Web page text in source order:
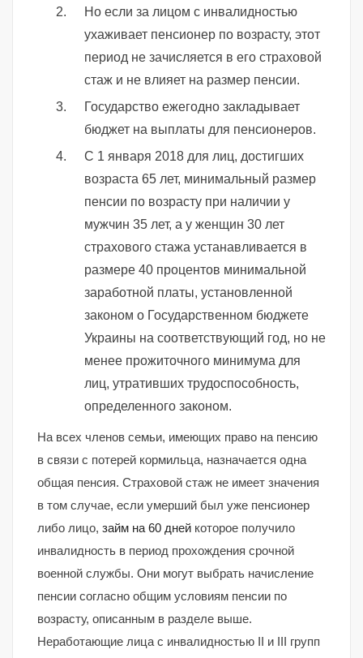
Но если за лицом с инвалидностью
ухаживает пенсионер по возрасту, этот
период не зачисляется в его страховой
стаж и не влияет на размер пенсии.
Государство ежегодно закладывает
бюджет на выплаты для пенсионеров.
С 1 января 2018 для лиц, достигших
возраста 65 лет, минимальный размер
пенсии по возрасту при наличии у
мужчин 35 лет, а у женщин 30 лет
страхового стажа устанавливается в
размере 40 процентов минимальной
заработной платы, установленной
законом о Государственном бюджете
Украины на соответствующий год, но не
менее прожиточного минимума для
лиц, утративших трудоспособность,
определенного законом.
На всех членов семьи, имеющих право на пенсию
в связи с потерей кормильца, назначается одна
общая пенсия. Страховой стаж не имеет значения
в том случае, если умерший был уже пенсионер
либо лицо, займ на 60 дней которое получило
инвалидность в период прохождения срочной
военной службы. Они могут выбрать начисление
пенсии согласно общим условиям пенсии по
возрасту, описанным в разделе выше.
Неработающие лица с инвалидностью II и III групп